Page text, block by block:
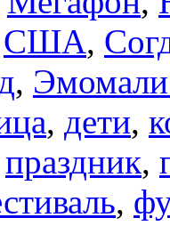
США,
,
, дети,
праздник,
,